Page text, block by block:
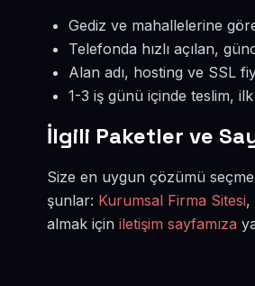
Gediz ve mahallelerine
Telefonda hızlı açılan,
Alan adı, hosting ve SSL
1-3 iş günü içinde teslim,
İlgili Paketler ve
Size en uygun çözümü
şunlar: Kurumsal Firma Sitesi,
almak için iletişim sayfamıza